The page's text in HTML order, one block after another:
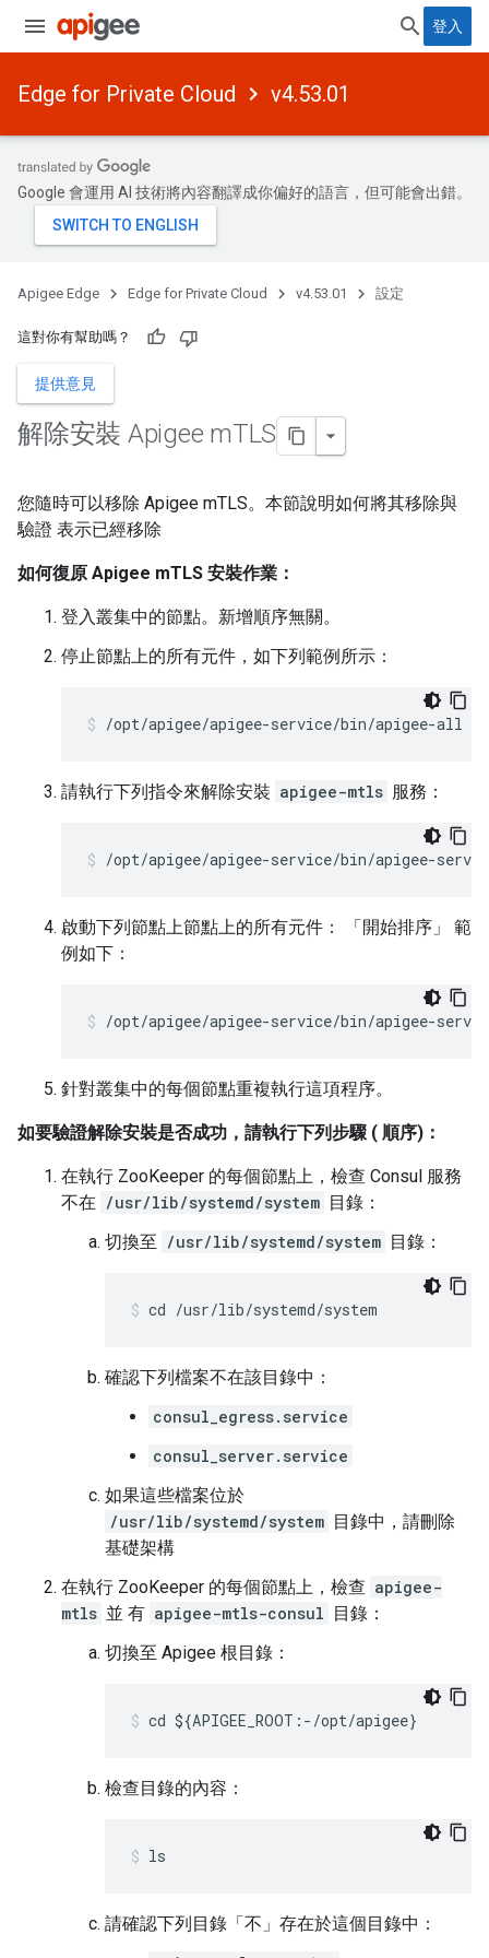
登入
Edge for Private Cloud v4.53.01
Google 會運用 AI 技術將內容翻譯成你偏好的語言，但可能會出錯。
Apigee Edge Edge for Private Cloud v4.53.01 設定
這對你有幫助嗎？
提供意見
解除安裝 Apigee mTLS
您隨時可以移除 Apigee mTLS。本節說明如何將其移除與
驗證 表示已經移除
如何復原 Apigee mTLS 安裝作業：
登入叢集中的節點。新增順序無關。
停止節點上的所有元件，如下列範例所示：
/opt/apigee/apigee-service/bin/apigee-all
請執行下列指令來解除安裝 apigee-mtls 服務：
/opt/apigee/apigee-service/bin/apigee-
啟動下列節點上節點上的所有元件：
「開始排序」 範
例如下：
/opt/apigee/apigee-service/bin/apigee-
針對叢集中的每個節點重複執行這項程序。
如要驗證解除安裝是否成功，請執行下列步驟 ( 順序)：
在執行 ZooKeeper 的每個節點上，檢查 Consul 服務
不在 /usr/lib/systemd/system 目錄：
切換至 /usr/lib/systemd/system 目錄：
cd /usr/lib/systemd/system
確認下列檔案不在該目錄中：
consul_egress.service
consul_server.service
如果這些檔案位於
/usr/lib/systemd/system 目錄中，請刪除
基礎架構
在執行 ZooKeeper 的每個節點上，檢查 apigee-
mtls 並 有 apigee-mtls-consul 目錄：
切換至 Apigee 根目錄：
cd ${APIGEE_ROOT:-/opt/apigee}
檢查目錄的內容：
ls
請確認下列目錄「不」 存在於這個目錄中：